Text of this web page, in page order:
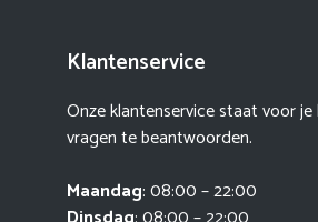
Klantenservice
Onze klantenservice staat voor
vragen te beantwoorden.
Maandag: 08:00 – 22:00